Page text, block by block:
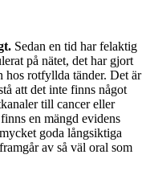
Sedan en tid har felaktig
på nätet, det har gjort
hos rotfyllda tänder. Det är
att det inte finns något
till cancer eller
en mängd evidens
goda långsiktiga
av så väl oral som